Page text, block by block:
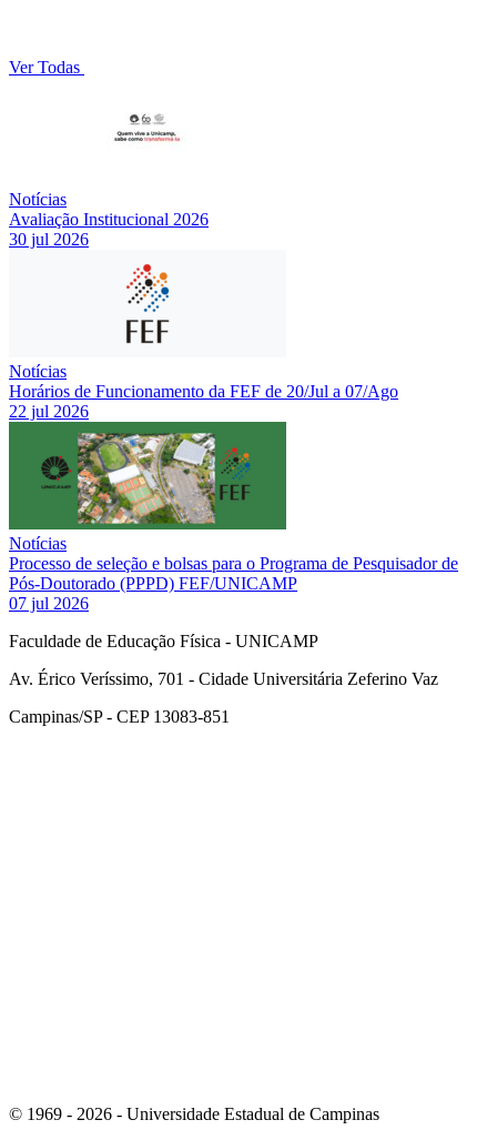
Ver Todas
Notícias
Avaliação Institucional 2026
30 jul 2026
Notícias
Horários de Funcionamento da FEF de 20/Jul a 07/Ago
22 jul 2026
Notícias
Processo de seleção e bolsas para o Programa de Pesquisador de
Pós-Doutorado (PPPD) FEF/UNICAMP
07 jul 2026
Faculdade de Educação Física - UNICAMP
Av. Érico Veríssimo, 701 - Cidade Universitária Zeferino Vaz
Campinas/SP - CEP 13083-851
© 1969 - 2026 - Universidade Estadual de Campinas